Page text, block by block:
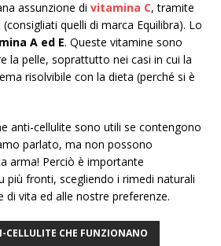
assunzione di vitamina C, tramite
quelli di marca Equilibra). Lo
A ed E. Queste vitamine sono
la pelle, soprattutto nei casi in cui la
risolvibile con la dieta (perché si è
anti-cellulite sono utili se contengono
parlato, ma non possono
arma! Perciò è importante
più fronti, scegliendo i rimedi naturali
di vita ed alle nostre preferenze.
CELLULITE CHE FUNZIONANO